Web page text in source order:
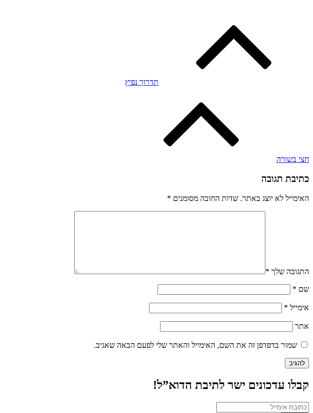
תדרוך נפיץ
חצי בשורה
כתיבת תגובה
האימייל לא יוצג באתר. שדות החובה מסומנים *
התגובה שלך *
שם *
אימייל *
אתר
שמור בדפדפן זה את השם, האימייל והאתר שלי לפעם הבאה שאגיב.
קבלו עדכונים ישר לתיבת הדוא”ל!